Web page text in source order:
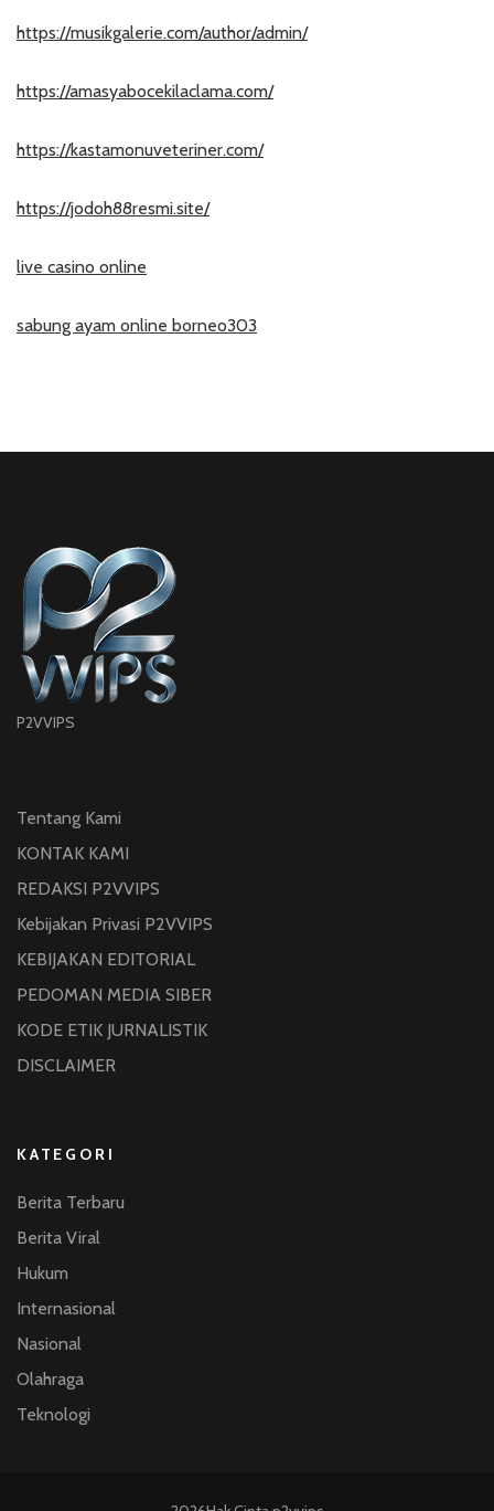
https://musikgalerie.com/author/admin/
https://amasyabocekilaclama.com/
https://kastamonuveteriner.com/
https://jodoh88resmi.site/
live casino online
sabung ayam online borneo303
P2VVIPS
Tentang Kami
KONTAK KAMI
REDAKSI P2VVIPS
Kebijakan Privasi P2VVIPS
KEBIJAKAN EDITORIAL
PEDOMAN MEDIA SIBER
KODE ETIK JURNALISTIK
DISCLAIMER
KATEGORI
Berita Terbaru
Berita Viral
Hukum
Internasional
Nasional
Olahraga
Teknologi